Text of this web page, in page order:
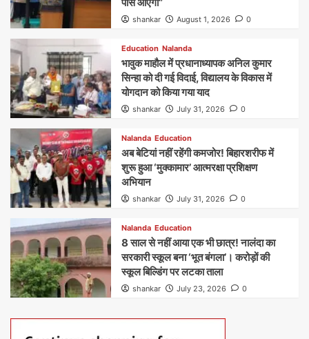
shankar August 1, 2026 0
Education Nalanda
भावुक माहौल में प्रधानाध्यापक अनिल कुमार
सिन्हा को दी गई विदाई, विद्यालय के विकास में
योगदान को किया गया याद
shankar July 31, 2026 0
Nalanda Education
अब बेटियां नहीं रहेंगी कमजोर! बिहारशरीफ में
शुरू हुआ ‘मुक्कामार’ आत्मरक्षा प्रशिक्षण
अभियान
shankar July 31, 2026 0
Nalanda Education
8 साल से नहीं आया एक भी छात्र! नालंदा का
सरकारी स्कूल बना ‘भूत बंगला’। करोड़ों की
स्कूल बिल्डिंग पर लटका ताला
shankar July 23, 2026 0